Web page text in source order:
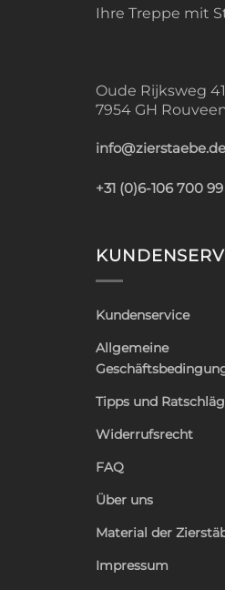
Ihre Treppe mit
Oude Rijksweg
7954 GH
info@zierstaebe.de
+31 (0)6-106 700 99
Kundenservice
Allgemeine
Tipps und
Widerrufsrecht
FAQ
Über uns
Material der
Impressum